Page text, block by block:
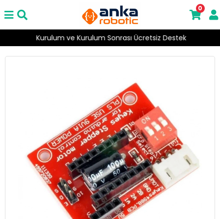
Kurulum ve Kurulum Sonrası Ücretsiz Destek
0